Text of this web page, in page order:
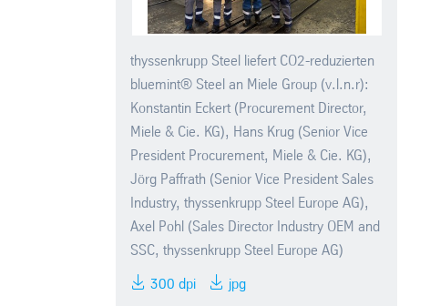
thyssenkrupp Steel liefert CO2-reduzierten
bluemint® Steel an Miele Group (v.l.n.r):
Konstantin Eckert (Procurement Director,
Miele & Cie. KG), Hans Krug (Senior Vice
President Procurement, Miele & Cie. KG),
Jörg Paffrath (Senior Vice President Sales
Industry, thyssenkrupp Steel Europe AG),
Axel Pohl (Sales Director Industry OEM and
SSC, thyssenkrupp Steel Europe AG)
300 dpi jpg